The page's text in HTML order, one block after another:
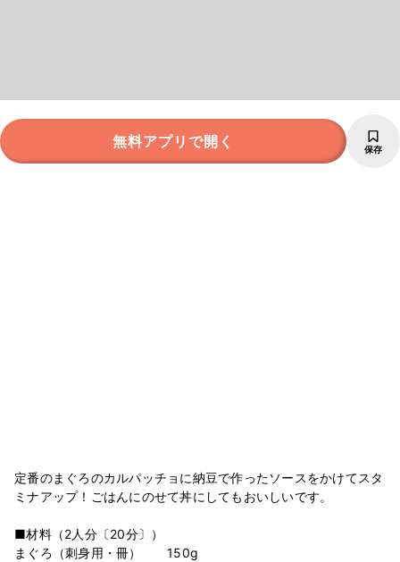
無料アプリで開く 保存
定番のまぐろのカルパッチョに納豆で作ったソースをかけてスタ
ミナアップ！ごはんにのせて丼にしてもおいしいです。
■材料（2人分〔20分〕）
まぐろ（刺身用・冊） 150g